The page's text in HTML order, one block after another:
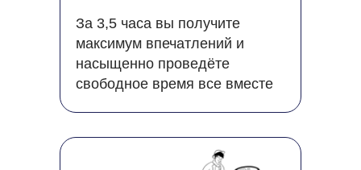
За 3,5 часа вы получите
максимум впечатлений и
насыщенно проведёте
свободное время все вместе